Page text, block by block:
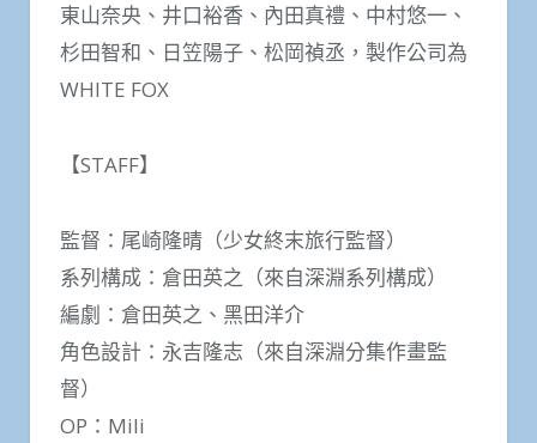
東山奈央、井口裕香、內田真禮、中村悠一、
杉田智和、日笠陽子、松岡禎丞，製作公司為
WHITE FOX
【STAFF】
監督：尾崎隆晴（少女終末旅行監督）
系列構成：倉田英之（來自深淵系列構成）
編劇：倉田英之、黑田洋介
角色設計：永吉隆志（來自深淵分集作畫監
督）
OP：Mili